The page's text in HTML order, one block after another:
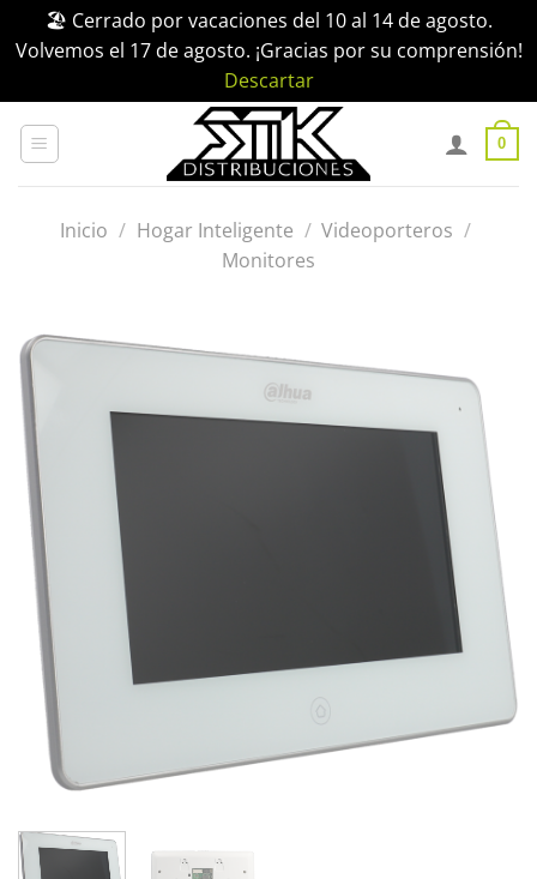
🏖️ Cerrado por vacaciones del 10 al 14 de agosto.
Volvemos el 17 de agosto. ¡Gracias por su comprensión!
Descartar
0
Inicio / Hogar Inteligente / Videoporteros /
Monitores